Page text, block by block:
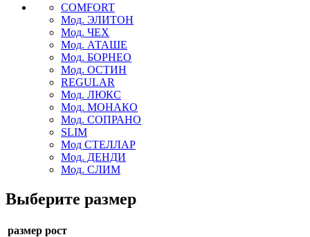
COMFORT
Мод. ЭЛИТОН
Мод. ЧЕХ
Мод. АТАШЕ
Мод. БОРНЕО
Мод. ОСТИН
REGULAR
Мод. ЛЮКС
Мод. МОНАКО
Мод. СОПРАНО
SLIM
Мод СТЕЛЛАР
Мод. ДЕНДИ
Мод. СЛИМ
Выберите размер
размер рост